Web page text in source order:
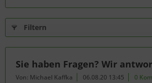
Filtern
Sie haben Fragen? Wir
Von: Michael Kaffka 06.08.20 13:45 0